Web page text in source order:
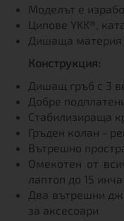
Моделът е
Ципове YKK®,
Дишаща материя
Конструкция:
Дишащ гръб с 3
Добре
Стабилизираща
Гръден колан -
Вътрешно
Омекотен от
лаптоп до 15 инча
Два вътрешни
за аксесоари